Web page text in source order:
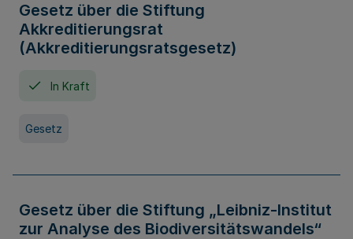
Gesetz über die Stiftung
Akkreditierungsrat
(Akkreditierungsratsgesetz)
In Kraft
Gesetz
Gesetz über die Stiftung „Leibniz-Institut
zur Analyse des Biodiversitätswandels“